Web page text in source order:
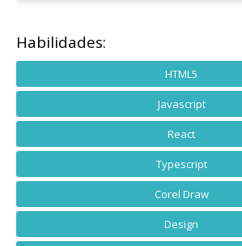
Habilidades:
HTML5
Javascript
React
Typescript
Corel Draw
Design